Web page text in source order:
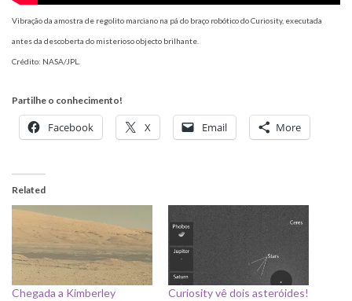
Vibração da amostra de regolito marciano na pá do braço robótico do Curiosity, executada
antes da descoberta do misterioso objecto brilhante.
Crédito: NASA/JPL.
Partilhe o conhecimento!
Facebook X Email More
Related
Chegada a Kimberley
Curiosity vê dois asteróides!